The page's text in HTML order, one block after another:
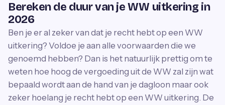
Bereken de duur van je WW uitkering in
2026
Ben je er al zeker van dat je recht hebt op een WW
uitkering? Voldoe je aan alle voorwaarden die we
genoemd hebben? Dan is het natuurlijk prettig om te
weten hoe hoog de vergoeding uit de WW zal zijn wat
bepaald wordt aan de hand van je dagloon maar ook
zeker hoelang je recht hebt op een WW uitkering. De